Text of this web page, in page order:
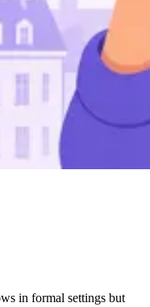
in formal settings but